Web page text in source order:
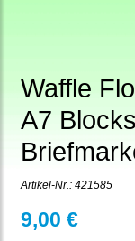
Waffle
A7
Artikel-Nr.: 421585
9,00 €